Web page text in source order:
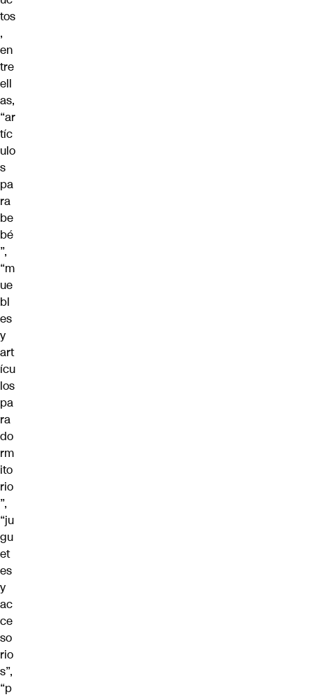
tos
,
en
tre
ell
as,
“ar
tíc
ulo
s
pa
ra
be
bé
”,
“m
ue
bl
es
y
art
ícu
los
pa
ra
do
rm
ito
rio
”,
“ju
gu
et
es
y
ac
ce
so
rio
s”,
“p